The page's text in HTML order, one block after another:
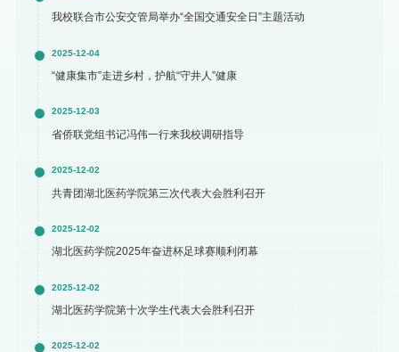
我校联合市公安交管局举办“全国交通安全日”主题活动
2025-12-04
“健康集市”走进乡村，护航“守井人”健康
2025-12-03
省侨联党组书记冯伟一行来我校调研指导
2025-12-02
共青团湖北医药学院第三次代表大会胜利召开
2025-12-02
湖北医药学院2025年奋进杯足球赛顺利闭幕
2025-12-02
湖北医药学院第十次学生代表大会胜利召开
2025-12-02